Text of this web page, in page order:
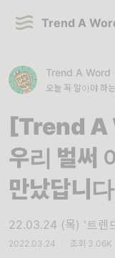
Trend A
Trend A Word
오늘 꼭 알아야 하
[Trend
우리 벌써
만났답니
22.03.24 (목) '트렌
2022.03.24 조회 3.06K